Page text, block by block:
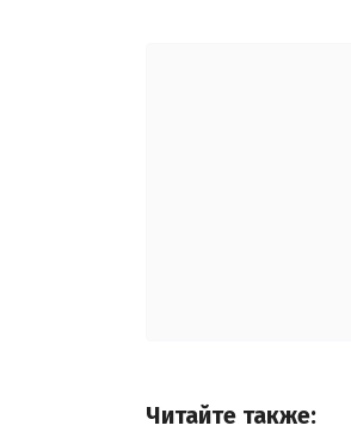
Читайте также: